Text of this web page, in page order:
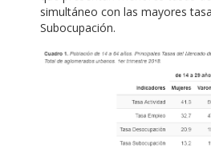
simultáneo con las mayores
Subocupación.